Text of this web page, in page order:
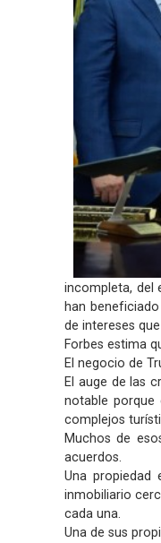
incompleta, del
han
de intereses
Forbes estima
El negocio de
El auge de las
notable porque
complejos
Muchos de
acuerdos.
Una propiedad
inmobiliario
cada una.
Una de sus